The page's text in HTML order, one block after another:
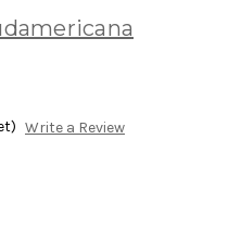
Write a Review